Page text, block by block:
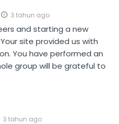
3 tahun ago
and starting a new
site provided us with
You have performed an
group will be grateful to
3 tahun ago